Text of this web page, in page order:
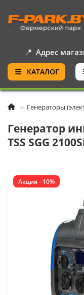
📍 Адрес
КАТАЛОГ
Генераторы
Генератор
TSS SGG
Акция - 10%